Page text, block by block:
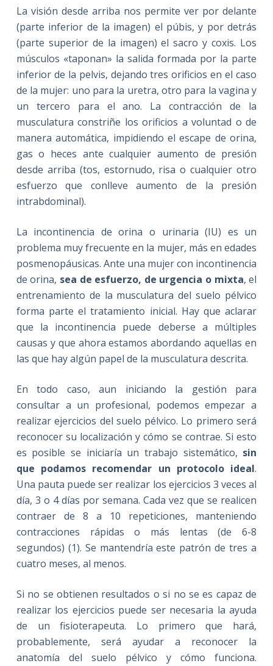
La visión desde arriba nos permite ver por delante
(parte inferior de la imagen) el púbis, y por detrás
(parte superior de la imagen) el sacro y coxis. Los
músculos «taponan» la salida formada por la parte
inferior de la pelvis, dejando tres orificios en el caso
de la mujer: uno para la uretra, otro para la vagina y
un tercero para el ano. La contracción de la
musculatura constriñe los orificios a voluntad o de
manera automática, impidiendo el escape de orina,
gas o heces ante cualquier aumento de presión
desde arriba (tos, estornudo, risa o cualquier otro
esfuerzo que conlleve aumento de la presión
intrabdominal).
La incontinencia de orina o urinaria (IU) es un
problema muy frecuente en la mujer, más en edades
posmenopáusicas. Ante una mujer con incontinencia
de orina, sea de esfuerzo, de urgencia o mixta, el
entrenamiento de la musculatura del suelo pélvico
forma parte el tratamiento inicial. Hay que aclarar
que la incontinencia puede deberse a múltiples
causas y que ahora estamos abordando aquellas en
las que hay algún papel de la musculatura descrita.
En todo caso, aun iniciando la gestión para
consultar a un profesional, podemos empezar a
realizar ejercicios del suelo pélvico. Lo primero será
reconocer su localización y cómo se contrae. Si esto
es posible se iniciaría un trabajo sistemático, sin
que podamos recomendar un protocolo ideal.
Una pauta puede ser realizar los ejercicios 3 veces al
día, 3 o 4 días por semana. Cada vez que se realicen
contraer de 8 a 10 repeticiones, manteniendo
contracciones rápidas o más lentas (de 6-8
segundos) (1). Se mantendría este patrón de tres a
cuatro meses, al menos.
Si no se obtienen resultados o si no se es capaz de
realizar los ejercicios puede ser necesaria la ayuda
de un fisioterapeuta. Lo primero que hará,
probablemente, será ayudar a reconocer la
anatomía del suelo pélvico y cómo funciona.